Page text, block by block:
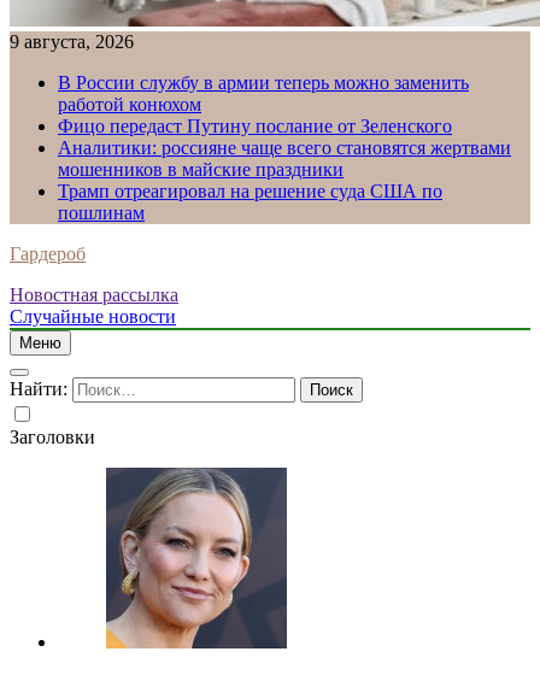
9 августа, 2026
В России службу в армии теперь можно заменить
работой конюхом
Фицо передаст Путину послание от Зеленского
Аналитики: россияне чаще всего становятся жертвами
мошенников в майские праздники
Трамп отреагировал на решение суда США по
пошлинам
Гардероб
Новостная рассылка
Случайные новости
Меню
Найти:
Заголовки